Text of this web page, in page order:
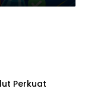
Perkuat